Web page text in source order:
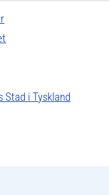
Stad i Tyskland